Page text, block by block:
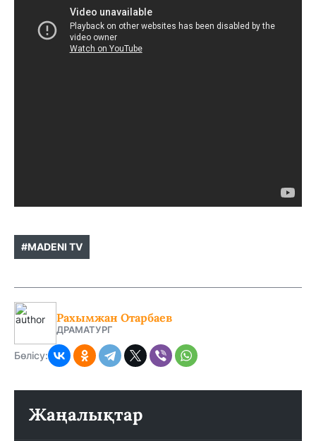
#MADENI TV
Рахымжан Отарбаев
ДРАМАТУРГ
Бөлісу:
Жаңалықтар